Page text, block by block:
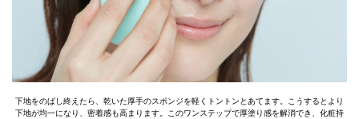
下地をのばし終えたら、乾いた厚手のスポンジを軽くトントンとあてます。こうするとより
下地が均一になり、密着感も高まります。このワンステップで厚塗り感を解消でき、化粧持